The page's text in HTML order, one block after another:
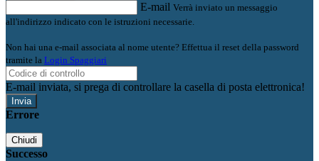
E-mail Verrà inviato un messaggio
all'indirizzo indicato con le istruzioni necessarie.
Non hai una e-mail associata al nome utente? Effettua il reset della password
tramite la Login Spaggiari
E-mail inviata, si prega di controllare la casella di posta elettronica!
Errore
Chiudi
Successo